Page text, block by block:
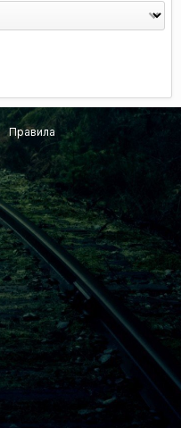
Правила